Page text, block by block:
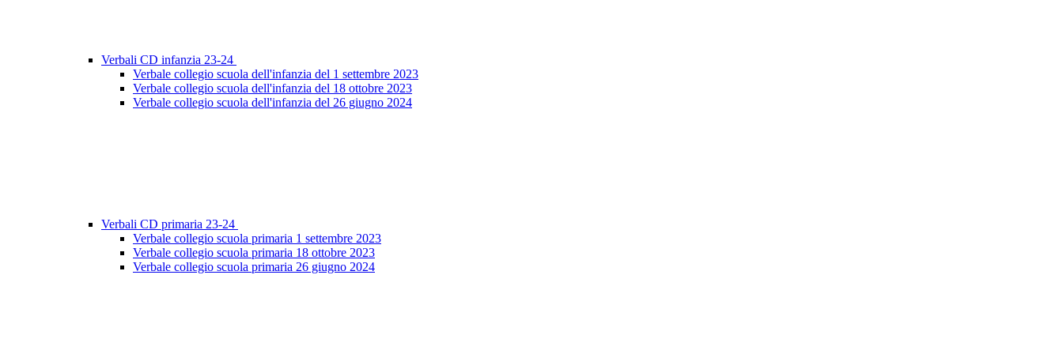
Verbali CD infanzia 23-24
Verbale collegio scuola dell'infanzia del 1 settembre 2023
Verbale collegio scuola dell'infanzia del 18 ottobre 2023
Verbale collegio scuola dell'infanzia del 26 giugno 2024
Verbali CD primaria 23-24
Verbale collegio scuola primaria 1 settembre 2023
Verbale collegio scuola primaria 18 ottobre 2023
Verbale collegio scuola primaria 26 giugno 2024